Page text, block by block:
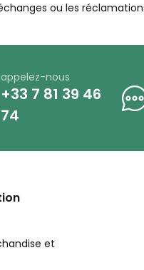
ou les
appelez-nous
+33 7 81 39 46
74
et